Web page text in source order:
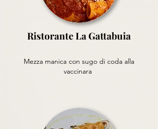
Ristorante La Gattabuia
Mezza manica con sugo di coda alla
vaccinara